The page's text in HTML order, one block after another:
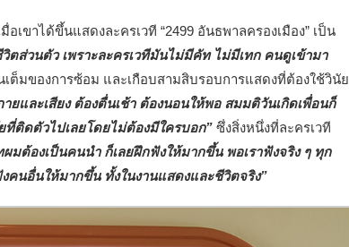
มื่อเขาได้ขึ้นแสดงละครเวที “2499 อันธพาลครองเมือง” เป็น
วิตส่วนตัว เพราะละครเวทีมันไม่มีคัท ไม่มีเทก คนดูเข้ามา
เต็มของการซ้อม และเกือบสามสิบรอบการแสดงที่ต้องใช้วินัย
ายและเสียง ต้องตื่นเช้า ต้องนอนให้พอ สมมติวันเกิดเพื่อนก็
ที่ติดตัวไปเลยโดยไม่ต้องมีใครบอก” ซึ่งสิ่งหนึ่งที่ละครเวที
มต้องเป็นคนนำ ก็เลยฝึกฟังให้มากขึ้น พอเราฟังจริง ๆ ทุก
คนอื่นให้มากขึ้น ทั้งในงานแสดงและชีวิตจริง”